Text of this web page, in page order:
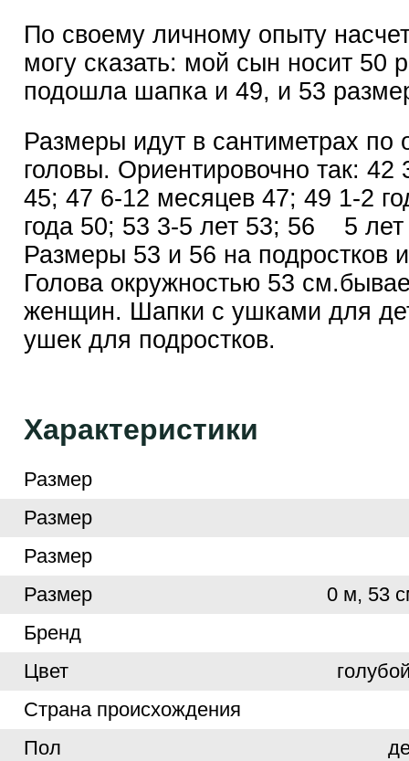
По своему личному опыту
могу сказать: мой сын носит 50
подошла шапка и 49, и 53
Размеры идут в сантиметрах по
головы. Ориентировочно так: 42
45; 47 6-12 месяцев 47; 49 1-2
года 50; 53 3-5 лет 53; 56 5
Размеры 53 и 56 на подростков
Голова окружностью 53
женщин. Шапки с ушками для
ушек для подростков.
Характеристики
Размер
Размер
Размер
Размер
0 м, 53
Бренд
Цвет
Страна происхождения
Пол